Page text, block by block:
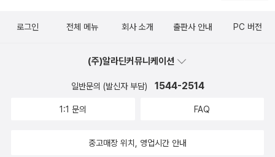
로그인 전체 메뉴 회사 소개 출판사 안내 PC 버전
(주)알라딘커뮤니케이션
일반문의 (발신자 부담) 1544-2514
1:1 문의 FAQ
중고매장 위치, 영업시간 안내